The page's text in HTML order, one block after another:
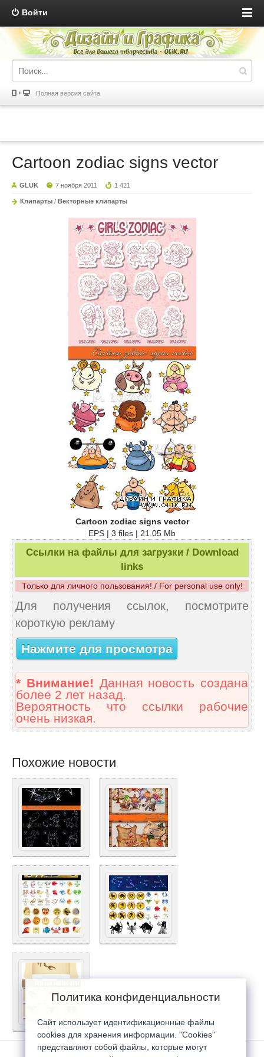
Войти
Полная версия сайта
Cartoon zodiac signs vector
GLUK 7 ноября 2011 1 421
Клипарты / Векторные клипарты
Cartoon zodiac signs vector
EPS | 3 files | 21.05 Mb
Ссылки на файлы для загрузки / Download
links
Только для личного пользования! / For personal use only!
Для получения ссылок, посмотрите
короткую рекламу
Нажмите для просмотра
* Внимание! Данная новость создана
более 2 лет назад.
Вероятность что ссылки рабочие
очень низкая.
Похожие новости
Политика конфиденциальности
Сайт использует идентификационные файлы
cookies для хранения информации. "Cookies"
представляют собой файлы, которые могут